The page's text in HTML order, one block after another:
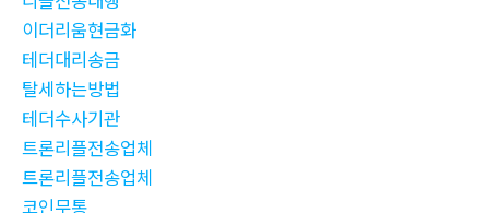
이더리움현금화
테더대리송금
탈세하는방법
테더수사기관
트론리플전송업체
트론리플전송업체
코인무통